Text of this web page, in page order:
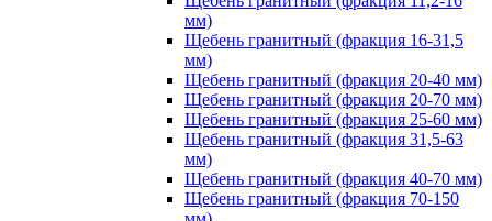
мм)
Щебень гранитный (фракция 16-31,5
мм)
Щебень гранитный (фракция 20-40 мм)
Щебень гранитный (фракция 20-70 мм)
Щебень гранитный (фракция 25-60 мм)
Щебень гранитный (фракция 31,5-63
мм)
Щебень гранитный (фракция 40-70 мм)
Щебень гранитный (фракция 70-150